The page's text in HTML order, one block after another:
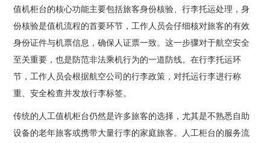
值机柜台的核心功能主要包括旅客身份核验、行李托运处理，身
份核验是值机流程的首要环节，工作人员会仔细核对旅客的有效
身份证件与机票信息，确保人证票一致。这一步骤对于航空安全
至关重要，也是防范非法乘机行为的一道防线。在行李托运环
节，工作人员会根据航空公司的行李政策，对托运行李进行称
重、安全检查并发放行李标签。
传统的人工值机柜台仍然是许多旅客的选择，尤其是不熟悉自助
设备的老年旅客或携带大量行李的家庭旅客。人工柜台的服务流